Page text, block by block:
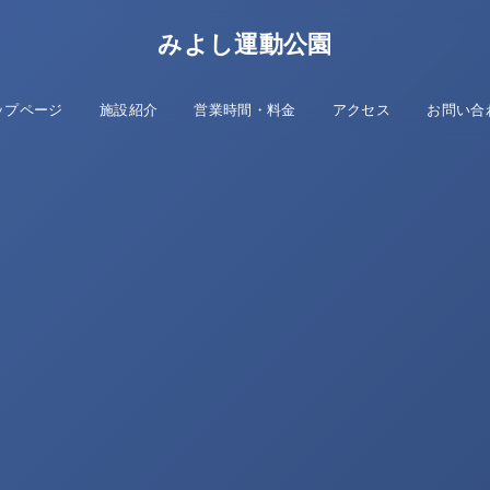
みよし運動公園
プページ 施設紹介 営業時間・料金 アクセス お問い合